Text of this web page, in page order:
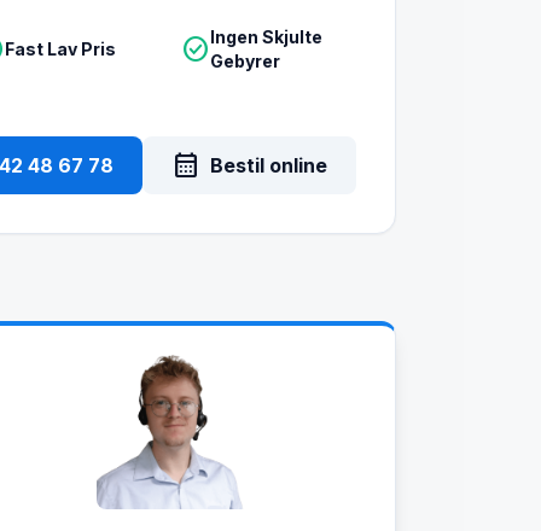
Fast Lav Pris check_circleIngen Skjulte
Gebyrer
48 67 78 calendar_month Bestil online